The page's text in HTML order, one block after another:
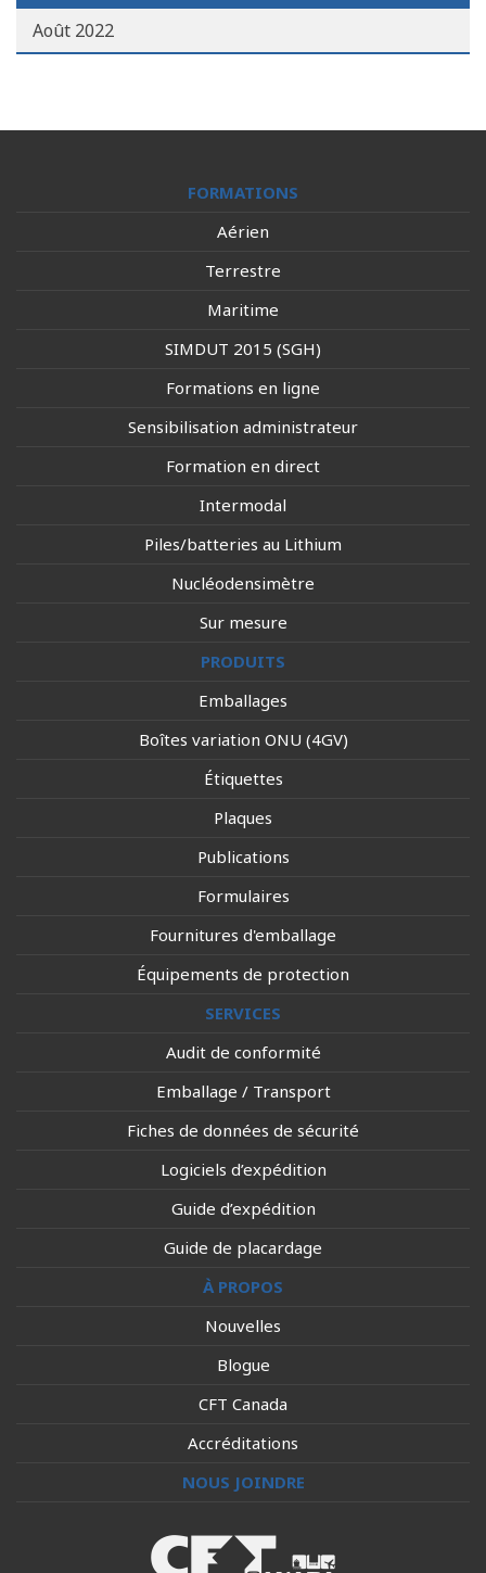
Août 2022
FORMATIONS
Aérien
Terrestre
Maritime
SIMDUT 2015 (SGH)
Formations en ligne
Sensibilisation administrateur
Formation en direct
Intermodal
Piles/batteries au Lithium
Nucléodensimètre
Sur mesure
PRODUITS
Emballages
Boîtes variation ONU (4GV)
Étiquettes
Plaques
Publications
Formulaires
Fournitures d'emballage
Équipements de protection
SERVICES
Audit de conformité
Emballage / Transport
Fiches de données de sécurité
Logiciels d’expédition
Guide d’expédition
Guide de placardage
À PROPOS
Nouvelles
Blogue
CFT Canada
Accréditations
NOUS JOINDRE